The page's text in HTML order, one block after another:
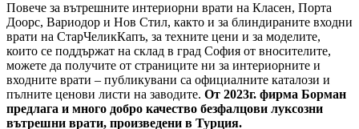
Повече за вътрешните интериорни врати на Класен, Порта
Доорс, Вариодор и Нов Стил, както и за блиндираните входни
врати на СтарЧеликКапъ, за техните цени и за моделите,
които се поддържат на склад в град София от вносителите,
можете да получите от страниците ни за интериорните и
входните врати – публикувани са официалните каталози и
пълните ценови листи на заводите. От 2023г. фирма Борман
предлага и много добро качество безфалцови луксозни
вътрешни врати, произведени в Турция.